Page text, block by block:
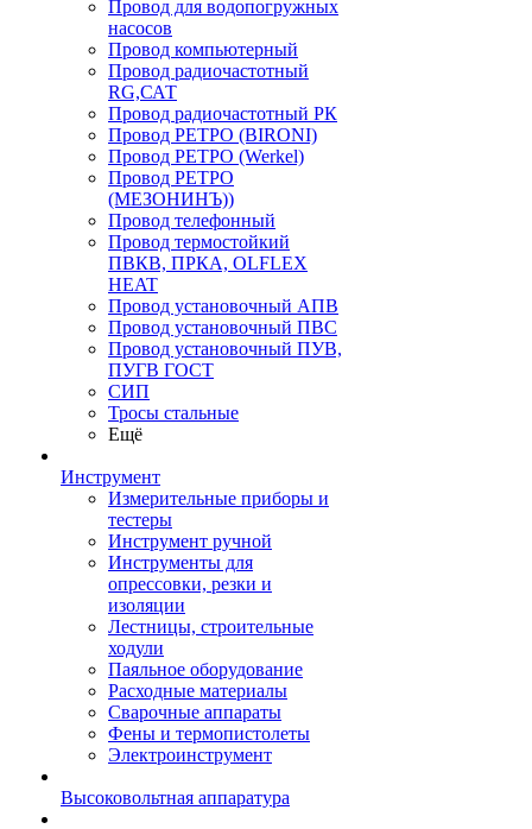
Провод для водопогружных
насосов
Провод компьютерный
Провод радиочастотный
RG,САТ
Провод радиочастотный РК
Провод РЕТРО (BIRONI)
Провод РЕТРО (Werkel)
Провод РЕТРО
(МЕЗОНИНЪ))
Провод телефонный
Провод термостойкий
ПВКВ, ПРКА, OLFLEX
HEAT
Провод установочный АПВ
Провод установочный ПВС
Провод установочный ПУВ,
ПУГВ ГОСТ
СИП
Тросы стальные
Ещё
Инструмент
Измерительные приборы и
тестеры
Инструмент ручной
Инструменты для
опрессовки, резки и
изоляции
Лестницы, строительные
ходули
Паяльное оборудование
Расходные материалы
Сварочные аппараты
Фены и термопистолеты
Электроинструмент
Высоковольтная аппаратура